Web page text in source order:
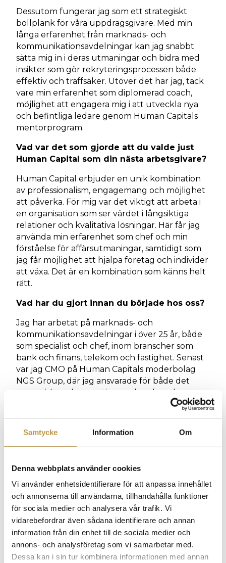
Samtycke Information Om
Denna webbplats använder cookies
Vi använder enhetsidentifierare för att anpassa innehållet
och annonserna till användarna, tillhandahålla funktioner
för sociala medier och analysera vår trafik. Vi
vidarebefordrar även sådana identifierare och annan
information från din enhet till de sociala medier och
annons- och analysföretag som vi samarbetar med.
Dessa kan i sin tur kombinera informationen med annan
Dessutom fungerar jag som ett strategiskt
bollplank för våra uppdragsgivare. Med min
långa erfarenhet från marknads- och
kommunikationsavdelningar kan jag snabbt
sätta mig in i deras utmaningar och bidra med
insikter som gör rekryteringsprocessen både
effektiv och träffsäker. Utöver det har jag, tack
vare min erfarenhet som diplomerad coach,
möjlighet att engagera mig i att utveckla nya
och befintliga ledare genom Human Capitals
mentorprogram.
Vad var det som gjorde att du valde just
Human Capital som din nästa arbetsgivare?
Human Capital erbjuder en unik kombination
av professionalism, engagemang och möjlighet
att påverka. För mig var det viktigt att arbeta i
en organisation som ser värdet i långsiktiga
relationer och kvalitativa lösningar. Här får jag
använda min erfarenhet som chef och min
förståelse för affärsutmaningar, samtidigt som
jag får möjlighet att hjälpa företag och individer
att växa. Det är en kombination som känns helt
rätt.
Vad har du gjort innan du började hos oss?
Jag har arbetat på marknads- och
kommunikationsavdelningar i över 25 år, både
som specialist och chef, inom branscher som
bank och finans, telekom och fastighet. Senast
var jag CMO på Human Capitals moderbolag
NGS Group, där jag ansvarade för både det
strategiska och operativa marknads- och
skillnad för både företag och kandidater. Att få
matcha rätt kompetens med rätt organisation
är både utvecklande och givande. Det är här
jag kan kombinera min erfarenhet från
marknads- och kommunikationsområdet med
min passion för människor och affärer.
Avslutningsvis – vad tycker du om att göra
på din fritid?